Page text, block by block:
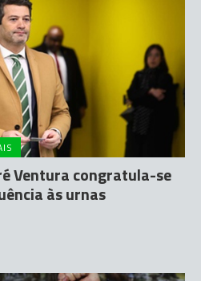
Ventura congratula-se
às urnas